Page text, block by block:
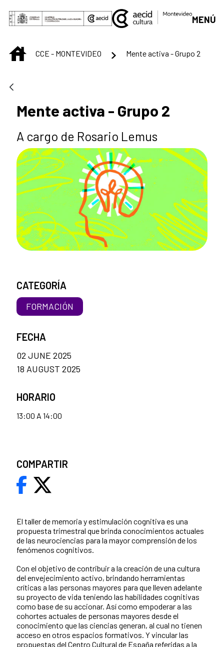
Skip to Main Content
MENÚ
INICIOCCE - MONTEVIDEO Mente activa - Grupo 2
Mente activa - Grupo 2
A cargo de Rosario Lemus
El taller de memoria y estimulación cognitiva es una
propuesta trimestral que brinda conocimientos actuales
de las neurociencias para la mayor comprensión de los
fenómenos cognitivos.
Con el objetivo de contribuir a la creación de una cultura
del envejecimiento activo, brindando herramientas
críticas a las personas mayores para que lleven adelante
su proyecto de vida teniendo las habilidades cognitivas
como base de su accionar. Así como empoderar a las
cohortes actuales de personas mayores desde el
conocimiento que las ciencias generan, al cual no tienen
acceso en otros espacios formativos. Y vincular las
propuestas del Centro Cultural de España referidas a la
CATEGORÍA
FORMACIÓN
FECHA
02 JUNE 2025
18 AUGUST 2025
HORARIO
13:00 A 14:00
COMPARTIR